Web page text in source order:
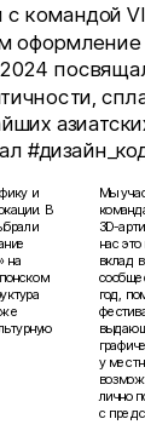
с командой
оформление
и
В
на
Мы
3D-
нас
вклад
год,
у
лично
с